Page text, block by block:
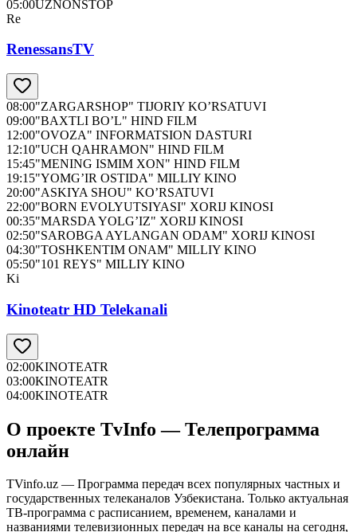
05:00UZNONSTOP
Re
RenessansTV
08:00"ZARGARSHOP" TIJORIY KO’RSATUVI
09:00"BAXTLI BO’L" HIND FILM
12:00"OVOZA" INFORMATSION DASTURI
12:10"UCH QAHRAMON" HIND FILM
15:45"MENING ISMIM XON" HIND FILM
19:15"YOMG’IR OSTIDA" MILLIY KINO
20:00"ASKIYA SHOU" KO’RSATUVI
22:00"BORN EVOLYUTSIYASI" XORIJ KINOSI
00:35"MARSDA YOLG’IZ" XORIJ KINOSI
02:50"SAROBGA AYLANGAN ODAM" XORIJ KINOSI
04:30"TOSHKENTIM ONAM" MILLIY KINO
05:50"101 REYS" MILLIY KINO
Ki
Kinoteatr HD Telekanali
02:00KINOTEATR
03:00KINOTEATR
04:00KINOTEATR
О проекте TvInfo — Телепрограмма
онлайн
TVinfo.uz — Программа передач всех популярных частных и
государственных телеканалов Узбекистана. Только актуальная
ТВ-программа с расписанием, временем, каналами и
названиями телевизионных передач на все каналы на сегодня,